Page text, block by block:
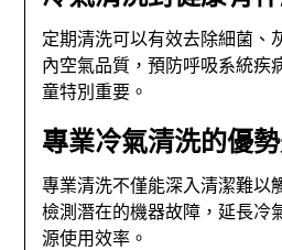
定期清洗可以有效去除細菌、
內空氣品質，預防呼吸系統疾
童特別重要。
專業冷氣清洗的優
專業清洗不僅能深入清潔難以
檢測潛在的機器故障，延長冷
源使用效率。